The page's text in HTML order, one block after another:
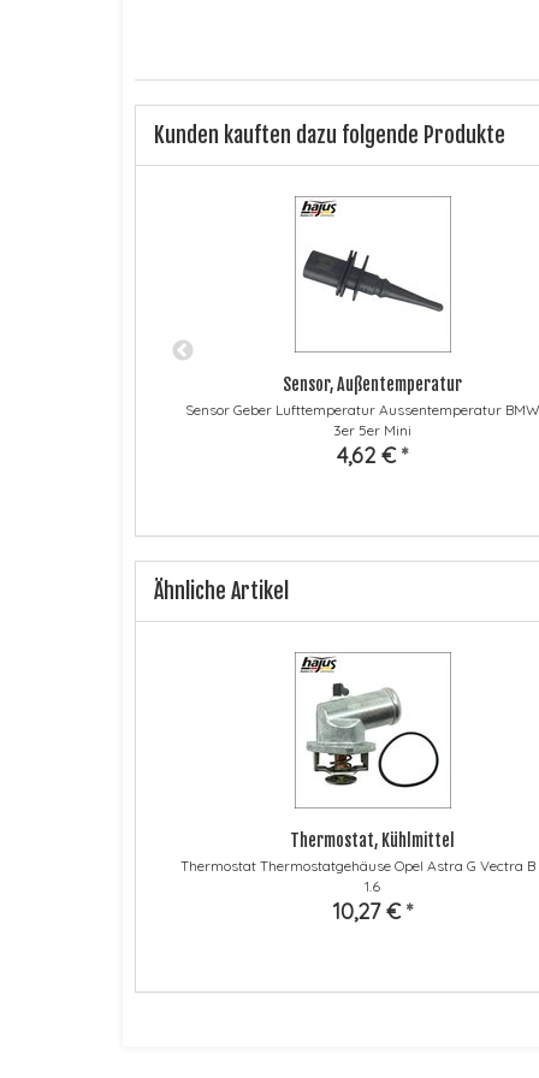
Kunden kauften dazu folgende Produkte
Sensor, Außentemperatur
Sensor Geber Lufttemperatur Aussentemperatur BMW
3er 5er Mini
4,62 € *
Ähnliche Artikel
Thermostat, Kühlmittel
Thermostat Thermostatgehäuse Opel Astra G Vectra B
1.6
10,27 € *